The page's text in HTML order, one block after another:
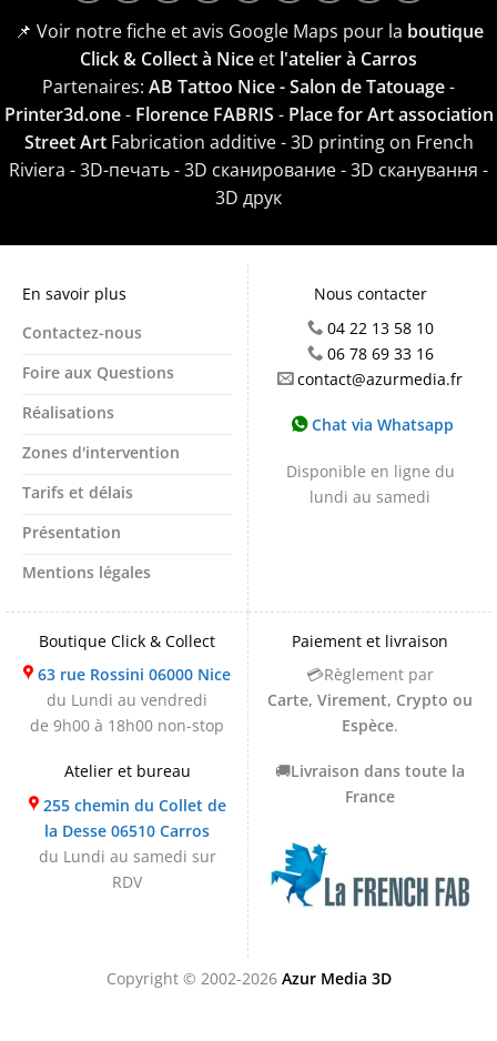
📌 Voir notre fiche et avis Google Maps pour la boutique
Click & Collect à Nice et l'atelier à Carros
Partenaires: AB Tattoo Nice - Salon de Tatouage-
Printer3d.one- Florence FABRIS - Place for Art association
Street ArtFabrication additive - 3D printing on French
Riviera - 3D-печать - 3D сканирование - 3D сканування -
3D друк
En savoir plus
Contactez-nous
Foire aux Questions
Réalisations
Zones d'intervention
Tarifs et délais
Présentation
Mentions légales
Nous contacter
04 22 13 58 10
06 78 69 33 16
contact@azurmedia.fr
Chat via Whatsapp
Disponible en ligne du
lundi au samedi
Boutique Click & Collect
63 rue Rossini 06000 Nice
du Lundi au vendredi
de 9h00 à 18h00 non-stop
Atelier et bureau
255 chemin du Collet de
la Desse 06510 Carros
du Lundi au samedi sur
RDV
Paiement et livraison
💳Règlement par
Carte, Virement, Crypto ou
Espèce.
🚚Livraison dans toute la
France
Copyright © 2002-2026 Azur Media 3D